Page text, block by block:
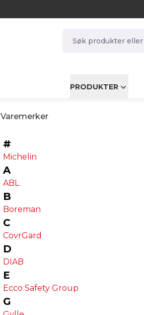
PRODUKTER
Varemerker
#
Michelin
A
ABL
B
Boreman
C
CovrGard
D
DIAB
E
Ecco Safety Group
G